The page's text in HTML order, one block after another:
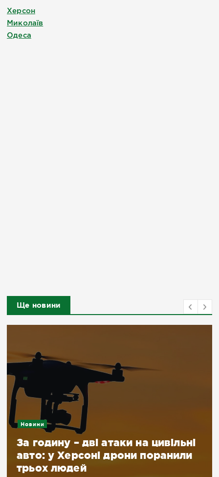
Херсон
Миколаїв
Одеса
Ще новини
Новини
За годину – дві атаки на цивільні
авто: у Херсоні дрони поранили
трьох людей